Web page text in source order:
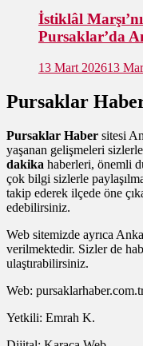
İstiklâl
Pursaklar’da
13 Mart 202613
Pursaklar
Pursaklar Haber sitesi
yaşanan gelişmeleri
dakika haberleri, önemli
çok bilgi sizlerle
takip ederek ilçede öne
edebilirsiniz.
Web sitemizde ayrıca
verilmektedir. Sizler de
ulaştırabilirsiniz.
Web:
Yetkili: Emrah K.